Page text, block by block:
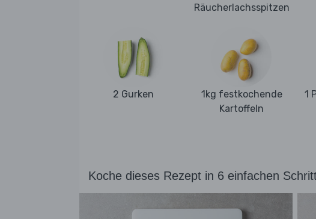
Räucherlachsspitzen
2 Gurken
1kg festkochende
Kartoffeln
1
Koche dieses Rezept in 6 einfachen